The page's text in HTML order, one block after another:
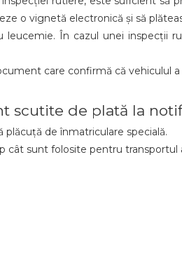
o vignetă electronică și să
În cazul unei inspecții
care confirmă că vehiculul
scutite de plată la
plăcuță de înmatriculare specială.
cât sunt folosite pentru transportul